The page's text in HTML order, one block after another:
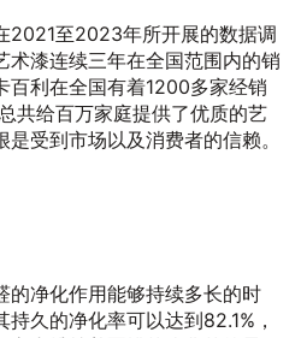
2021至2023年所开展的数据调
术漆连续三年在全国范围内的销
百利在全国有着1200多家经销
共给百万家庭提供了优质的艺
受到市场以及消费者的信赖。
的净化作用能够持续多长的时
久的净化率可以达到82.1%，